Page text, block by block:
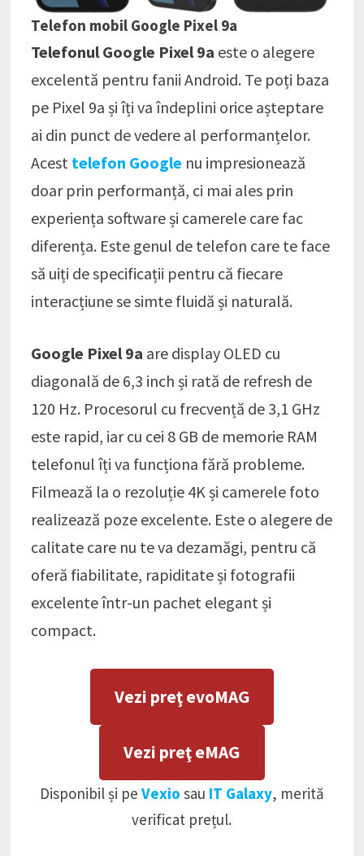
Telefon mobil Google Pixel 9a
Telefonul Google Pixel 9a este o alegere
excelentă pentru fanii Android. Te poți baza
pe Pixel 9a și îți va îndeplini orice așteptare
ai din punct de vedere al performanțelor.
Acest telefon Google nu impresionează
doar prin performanță, ci mai ales prin
experiența software și camerele care fac
diferența. Este genul de telefon care te face
să uiți de specificații pentru că fiecare
interacțiune se simte fluidă și naturală.
Google Pixel 9a are display OLED cu
diagonală de 6,3 inch și rată de refresh de
120 Hz. Procesorul cu frecvență de 3,1 GHz
este rapid, iar cu cei 8 GB de memorie RAM
telefonul îți va funcționa fără probleme.
Filmează la o rezoluție 4K și camerele foto
realizează poze excelente. Este o alegere de
calitate care nu te va dezamăgi, pentru că
oferă fiabilitate, rapiditate și fotografii
excelente într-un pachet elegant și
compact.
Vezi preţ evoMAG
Vezi preţ eMAG
Disponibil și pe Vexio sau IT Galaxy, merită
verificat prețul.